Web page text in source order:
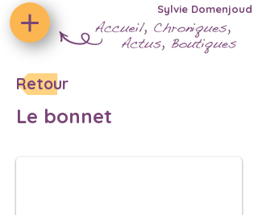
Sylvie Domenjoud
Retour
Le bonnet